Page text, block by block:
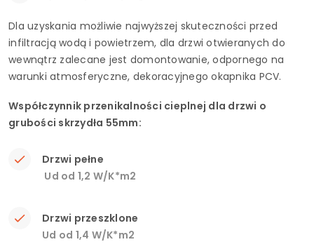
Dla uzyskania możliwie najwyższej skuteczności przed
infiltracją wodą i powietrzem, dla drzwi otwieranych do
wewnątrz zalecane jest domontowanie, odpornego na
warunki atmosferyczne, dekoracyjnego okapnika PCV.
Współczynnik przenikalności cieplnej dla drzwi o
grubości skrzydła 55mm:
Drzwi pełne
Ud od 1,2 W/K*m2
Drzwi przeszklone
Ud od 1,4 W/K*m2